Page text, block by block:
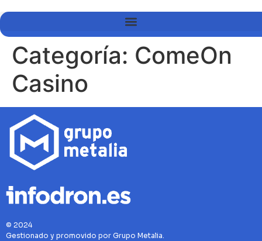
Categoría: ComeOn
Casino
© 2024
Gestionado y promovido por Grupo Metalia.